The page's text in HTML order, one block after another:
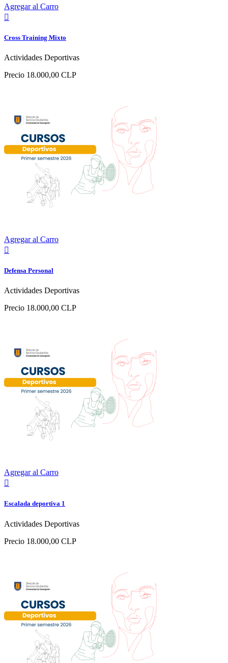
Agregar al Carro

Cross Training Mixto
Actividades Deportivas
Precio 18.000,00 CLP
Agregar al Carro

Defensa Personal
Actividades Deportivas
Precio 18.000,00 CLP
Agregar al Carro

Escalada deportiva 1
Actividades Deportivas
Precio 18.000,00 CLP